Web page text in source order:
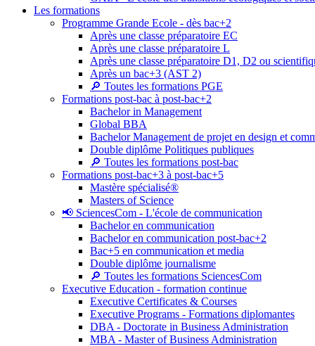
Les formations
Programme Grande Ecole - dès bac+2
Après une classe préparatoire EC
Après une classe préparatoire L
Après une classe préparatoire D1, D2 ou
Après un bac+3 (AST 2)
🔎 Toutes les formations PGE
Formations post-bac à post-bac+2
Bachelor in Management
Global BBA
Bachelor Management de projet en design et
Double diplôme Politiques publiques
🔎 Toutes les formations post-bac
Formations post-bac+3 à post-bac+5
Mastère spécialisé®
Masters of Science
📢 SciencesCom - L'école de communication
Bachelor en communication
Bachelor en communication post-bac+2
Bac+5 en communication et media
Double diplôme journalisme
🔎 Toutes les formations SciencesCom
Executive Education - formation continue
Executive Certificates & Courses
Executive Programs - Formations diplomantes
DBA - Doctorate in Business Administration
MBA - Master of Business Administration